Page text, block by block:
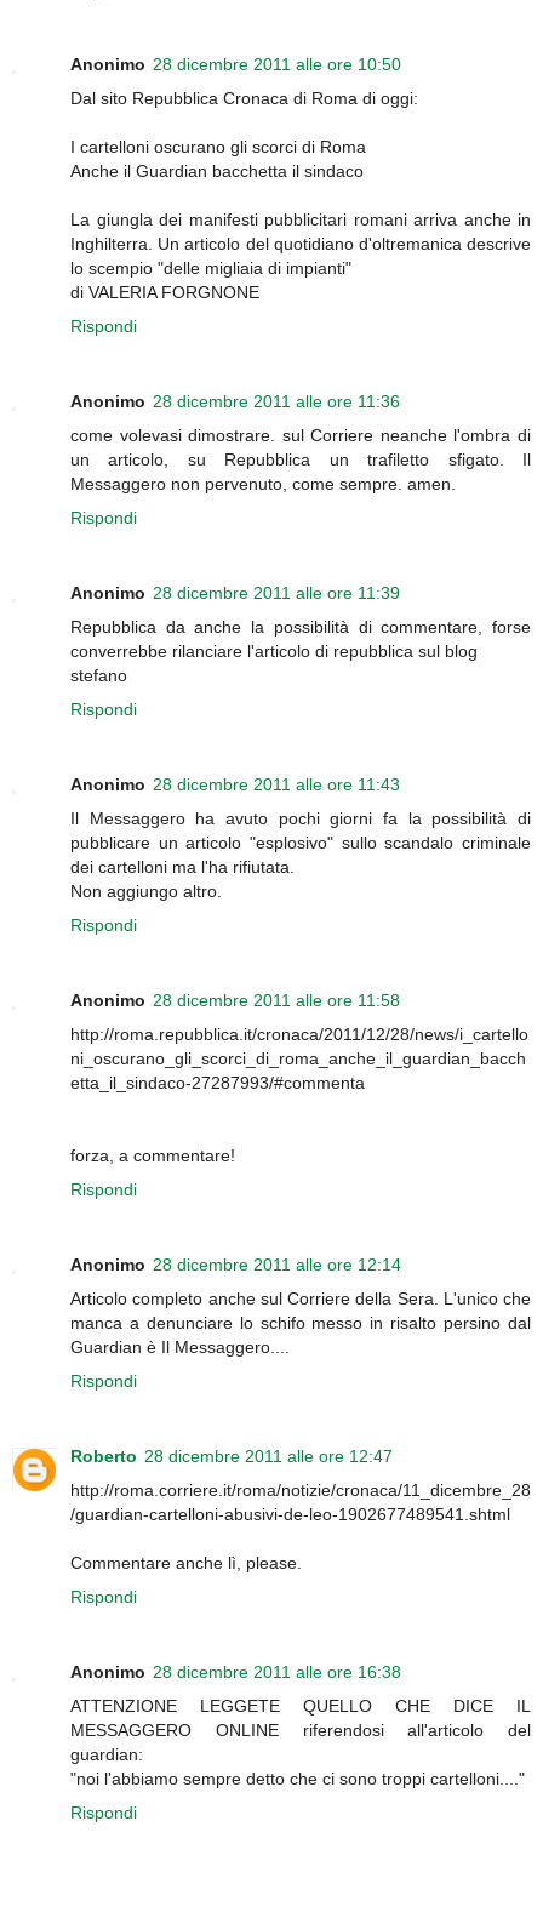
Anonimo 28 dicembre 2011 alle ore 10:50
Dal sito Repubblica Cronaca di Roma di oggi:
I cartelloni oscurano gli scorci di Roma
Anche il Guardian bacchetta il sindaco
La giungla dei manifesti pubblicitari romani arriva anche in
Inghilterra. Un articolo del quotidiano d'oltremanica descrive
lo scempio "delle migliaia di impianti"
di VALERIA FORGNONE
Rispondi
Anonimo 28 dicembre 2011 alle ore 11:36
come volevasi dimostrare. sul Corriere neanche l'ombra di
un articolo, su Repubblica un trafiletto sfigato. Il
Messaggero non pervenuto, come sempre. amen.
Rispondi
Anonimo 28 dicembre 2011 alle ore 11:39
Repubblica da anche la possibilità di commentare, forse
converrebbe rilanciare l'articolo di repubblica sul blog
stefano
Rispondi
Anonimo 28 dicembre 2011 alle ore 11:43
Il Messaggero ha avuto pochi giorni fa la possibilità di
pubblicare un articolo "esplosivo" sullo scandalo criminale
dei cartelloni ma l'ha rifiutata.
Non aggiungo altro.
Rispondi
Anonimo 28 dicembre 2011 alle ore 11:58
http://roma.repubblica.it/cronaca/2011/12/28/news/i_cartello
ni_oscurano_gli_scorci_di_roma_anche_il_guardian_bacch
etta_il_sindaco-27287993/#commenta
forza, a commentare!
Rispondi
Anonimo 28 dicembre 2011 alle ore 12:14
Articolo completo anche sul Corriere della Sera. L'unico che
manca a denunciare lo schifo messo in risalto persino dal
Guardian è Il Messaggero....
Rispondi
Roberto 28 dicembre 2011 alle ore 12:47
http://roma.corriere.it/roma/notizie/cronaca/11_dicembre_28
/guardian-cartelloni-abusivi-de-leo-1902677489541.shtml
Commentare anche lì, please.
Rispondi
Anonimo 28 dicembre 2011 alle ore 16:38
ATTENZIONE LEGGETE QUELLO CHE DICE IL
MESSAGGERO ONLINE riferendosi all'articolo del
guardian:
"noi l'abbiamo sempre detto che ci sono troppi cartelloni...."
Rispondi